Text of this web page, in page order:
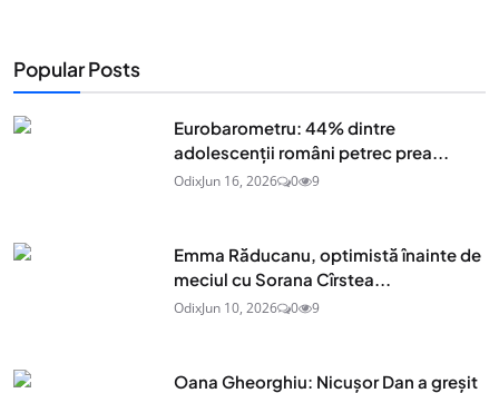
Popular Posts
Eurobarometru: 44% dintre
adolescenţii români petrec prea...
OdixJun 16, 2026 0 9
Emma Răducanu, optimistă înainte de
meciul cu Sorana Cîrstea...
OdixJun 10, 2026 0 9
Oana Gheorghiu: Nicușor Dan a greșit